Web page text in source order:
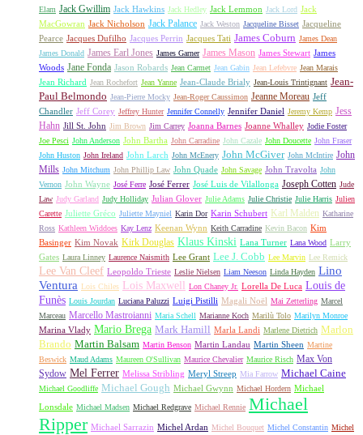
Elam Jack Gwillim Jack Hawkins Jack Hedley Jack Lemmon Jack Lord Jack
MacGowran Jack Nicholson Jack Palance Jack Weston Jacqueline Bisset Jacqueline
Pearce Jacques Dufilho Jacques Perrin Jacques Tati James Coburn James Dean
James Donald James Earl Jones James Garner James Mason James Stewart James
Woods Jane Fonda Jason Robards Jean Carmet Jean Gabin Jean Lefebvre Jean Marais
Jean Richard Jean Rochefort Jean Yanne Jean-Claude Brialy Jean-Louis Trintignant Jean-
Paul Belmondo Jean-Pierre Mocky Jean-Roger Caussimon Jeanne Moreau Jeff
Chandler Jeff Corey Jeffrey Hunter Jennifer Connelly Jennifer Daniel Jeremy Kemp Jess
Hahn Jill St. John Jim Brown Jim Carrey Joanna Barnes Joanne Whalley Jodie Foster
Joe Pesci John Anderson John Bartha John Carradine John Cazale John Doucette John Fraser
John Huston John Ireland John Larch John McEnery John McGiver John McIntire John
Mills John Mitchum John Phillip Law John Quade John Savage John Travolta John
Vernon John Wayne José Ferre José Ferrer José Luis de Vilallonga Joseph Cotten Jude
Law Judy Garland Judy Holliday Julian Glover Julie Adams Julie Christie Julie Harris Julien
Carette Juliette Gréco Juliette Mayniel Karin Dor Karin Schubert Karl Malden Katharine
Ross Kathleen Widdoes Kay Lenz Keenan Wynn Keith Carradine Kevin Bacon Kim
Basinger Kim Novak Kirk Douglas Klaus Kinski Lana Turner Lana Wood Larry
Gates Laura Linney Laurence Naismith Lee Grant Lee J. Cobb Lee Marvin Lee Remick
Lee Van Cleef Leopoldo Trieste Leslie Nielsen Liam Neeson Linda Hayden Lino
Ventura Lois Chiles Lois Maxwell Lon Chaney Jr. Lorella De Luca Louis de
Funès Louis Jourdan Luciana Paluzzi Luigi Pistilli Magali Noël Mai Zetterling Marcel
Marceau Marcello Mastroianni Maria Schell Marianne Koch Marilù Tolo Marilyn Monroe
Marina Vlady Mario Brega Mark Hamill Marla Landi Marlene Dietrich Marlon
Brando Martin Balsam Martin Benson Martin Landau Martin Sheen Martine
Beswick Maud Adams Maureen O'Sullivan Maurice Chevalier Maurice Risch Max Von
Sydow Mel Ferrer Melissa Stribling Meryl Streep Mia Farrow Michael Caine
Michael Goodliffe Michael Gough Michael Gwynn Michael Hordern Michael
Lonsdale Michael Madsen Michael Redgrave Michael Rennie Michael
Ripper Michael Sarrazin Michel Ardan Michel Bouquet Michel Constantin Michel